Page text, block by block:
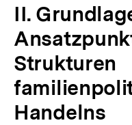
II.
Strukturen
Handelns